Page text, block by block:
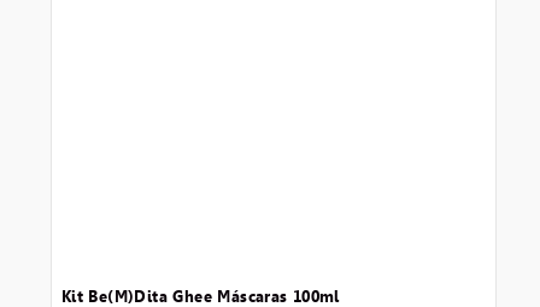
kit be(m)dita ghee máscaras 100ml